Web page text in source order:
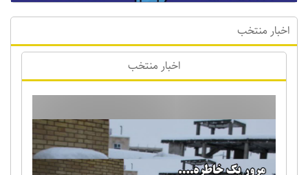
اخبار منتخب
اخبار منتخب